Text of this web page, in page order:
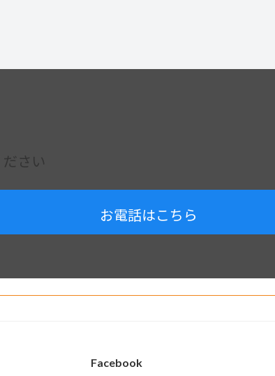
さい
お電話はこちら
Facebook